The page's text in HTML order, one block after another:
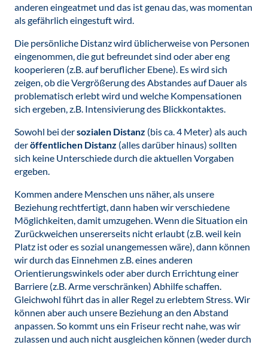
anderen eingeatmet und das ist genau das, was momentan
als gefährlich eingestuft wird.
Die persönliche Distanz wird üblicherweise von Personen
eingenommen, die gut befreundet sind oder aber eng
kooperieren (z.B. auf beruflicher Ebene). Es wird sich
zeigen, ob die Vergrößerung des Abstandes auf Dauer als
problematisch erlebt wird und welche Kompensationen
sich ergeben, z.B. Intensivierung des Blickkontaktes.
Sowohl bei dersozialen Distanz (bis ca. 4 Meter) als auch
deröffentlichen Distanz (alles darüber hinaus) sollten
sich keine Unterschiede durch die aktuellen Vorgaben
ergeben.
Kommen andere Menschen uns näher, als unsere
Beziehung rechtfertigt, dann haben wir verschiedene
Möglichkeiten, damit umzugehen. Wenn die Situation ein
Zurückweichen unsererseits nicht erlaubt (z.B. weil kein
Platz ist oder es sozial unangemessen wäre), dann können
wir durch das Einnehmen z.B. eines anderen
Orientierungswinkels oder aber durch Errichtung einer
Barriere (z.B. Arme verschränken) Abhilfe schaffen.
Gleichwohl führt das in aller Regel zu erlebtem Stress. Wir
können aber auch unsere Beziehung an den Abstand
anpassen. So kommt uns ein Friseur recht nahe, was wir
zulassen und auch nicht ausgleichen können (weder durch